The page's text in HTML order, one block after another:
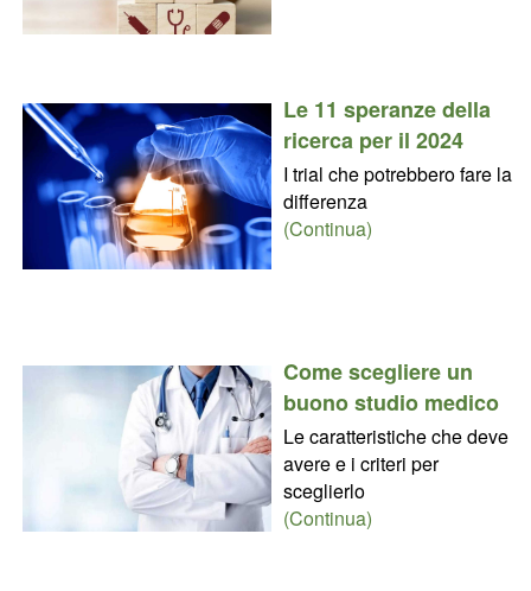
Le 11 speranze della
ricerca per il 2024
I trial che potrebbero fare la
differenza
(Continua)
Come scegliere un
buono studio medico
Le caratteristiche che deve
avere e i criteri per
sceglierlo
(Continua)